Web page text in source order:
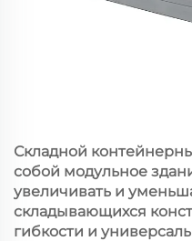
Складной
собой модульное
увеличивать и
складывающихся
гибкости и